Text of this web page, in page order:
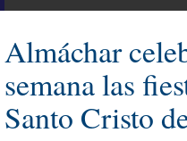
Almáchar
semana las
Santo Cristo